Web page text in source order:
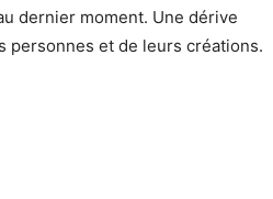
dernier moment. Une dérive
personnes et de leurs créations.